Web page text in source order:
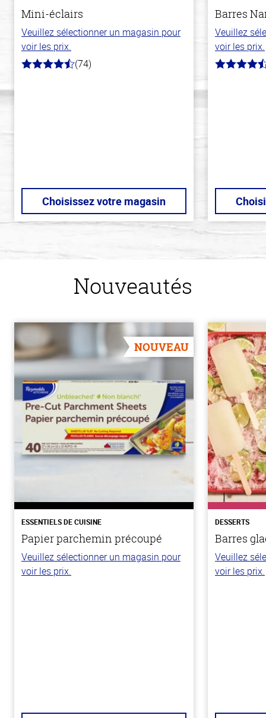
Mini-éclairs
Veuillez sélectionner un magasin pour
voir les prix.
4.7
(74)
Choisissez votre magasin
Barres
Veuillez
voir les prix.
4.4
Nouveautés
NOUVEAU
ESSENTIELS DE CUISINE
Papier parchemin précoupé
Veuillez sélectionner un magasin pour
voir les prix.
DESSERTS
Barres
Veuillez
voir les prix.